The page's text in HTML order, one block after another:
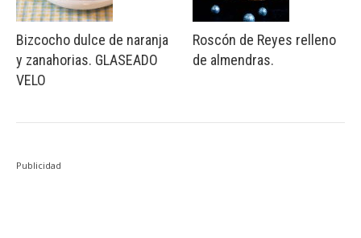
Bizcocho dulce de naranja
y zanahorias. GLASEADO
VELO
Roscón de Reyes relleno
de almendras.
Publicidad